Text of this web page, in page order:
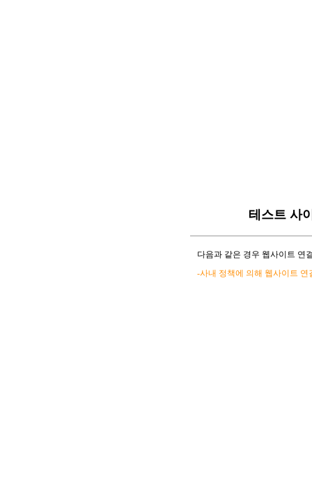
테스트 사
다음과 같은 경우 웹사이트 연
-사내 정책에 의해 웹사이트